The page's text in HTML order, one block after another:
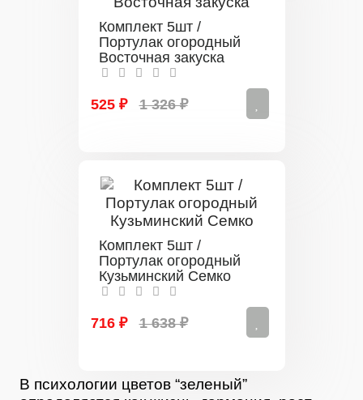
Комплект 5шт /
Портулак огородный
Восточная закуска
525 ₽ 1 326 ₽
Комплект 5шт /
Портулак огородный
Кузьминский Семко
716 ₽ 1 638 ₽
В психологии цветов “зеленый”